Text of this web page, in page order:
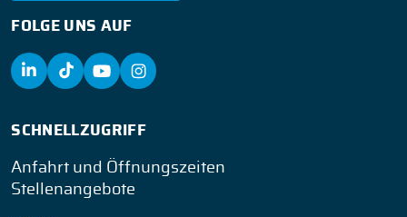
FOLGE UNS AUF
SCHNELLZUGRIFF
Anfahrt und Öffnungszeiten
Stellenangebote